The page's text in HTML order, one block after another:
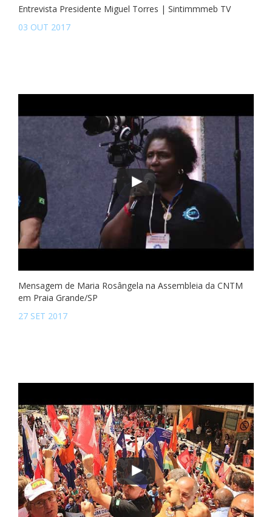
Entrevista Presidente Miguel Torres | Sintimmmeb TV
03 OUT 2017
Mensagem de Maria Rosângela na Assembleia da CNTM
em Praia Grande/SP
27 SET 2017